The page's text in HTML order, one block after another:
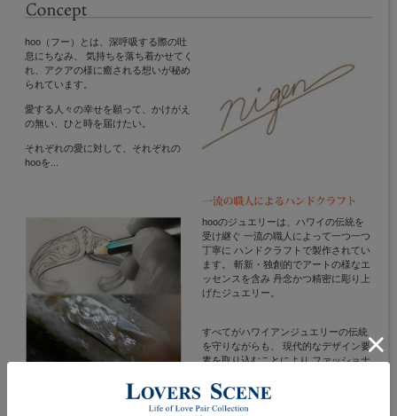
hoo（フー）とは、深呼吸する際の吐
息にちなみ、 気持ちを落ち着かせてく
れ、アクアの様に癒される想いが秘め
られています。
愛する人々の幸せを願って、かけがえ
の無い、ひと時を届けたい。
それぞれの愛に対して、それぞれの
hooを...
hooのジュエリーは、ハワイの伝統を
受け継ぐ 一流の職人によって一つ一つ
丁寧に ハンドクラフトで製作されてい
ます。 斬新・独創的でアートの様なエ
ッセンスを含み 丹念かつ精密に彫り上
げたジュエリー。
すべてがハワイアンジュエリーの伝統
を守りながらも、 現代的なデザイン要
素を取り込むことにより ファッショナ
ュエリーです。